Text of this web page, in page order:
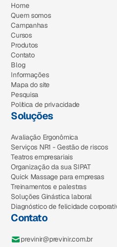
Home
Quem somos
Campanhas
Cursos
Produtos
Contato
Blog
Informações
Mapa do site
Pesquisa
Política de privacidade
Soluções
Avaliação Ergonômica
Serviços NR1 - Gestão de riscos
Teatros empresariais
Organização da sua SIPAT
Quick Massage para empresas
Treinamentos e palestras
Soluções Ginástica laboral
Diagnóstico de felicidade
Contato
previnir@previnir.com.br